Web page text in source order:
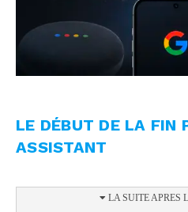
LE DÉBUT DE LA FIN
ASSISTANT